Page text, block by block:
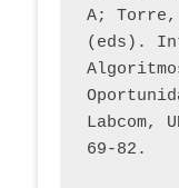
A;
(eds).
Labcom,
69-82.